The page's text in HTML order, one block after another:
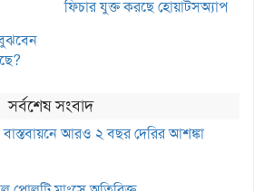
ফিচার যুক্ত করছে হোয়াটসঅ্যাপ
সর্বশেষ সংবাদ
আরও ২ বছর দেরির আশঙ্কা